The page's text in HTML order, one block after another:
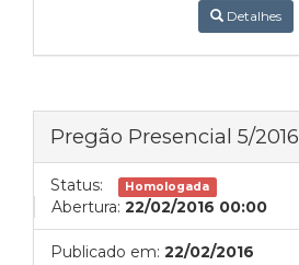
Detalhes
Pregão Presencial 5/2016
Status: Homologada
Abertura: 22/02/2016 00:00
Publicado em: 22/02/2016